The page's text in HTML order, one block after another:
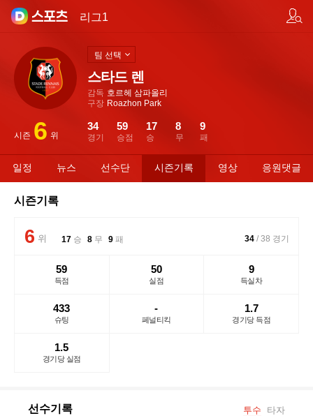
리그1
스타드 렌
감독 호르헤 삼파올리
구장 Roazhon Park
시즌 6 위 경기
34
승점
59
승
17
무
8
패
9
팀 선택
일정 뉴스 선수단 시즌기록 영상 응원댓글
시즌기록
6 위 승
17 무
8 패
9
득점
59
실점
50
득실차
9
슈팅
433
페널티킥
-
경기당 득점
1.7
경기당 실점
1.5
34 / 38 경기
선수기록 투수 타자